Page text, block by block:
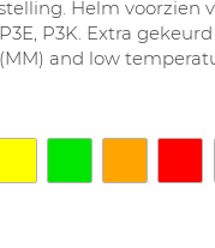
Helm voorzien
P3K. Extra
and low